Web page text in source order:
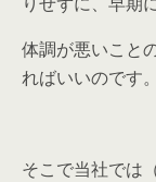
体調が悪いこと
ればいいのです。
そこで当社では